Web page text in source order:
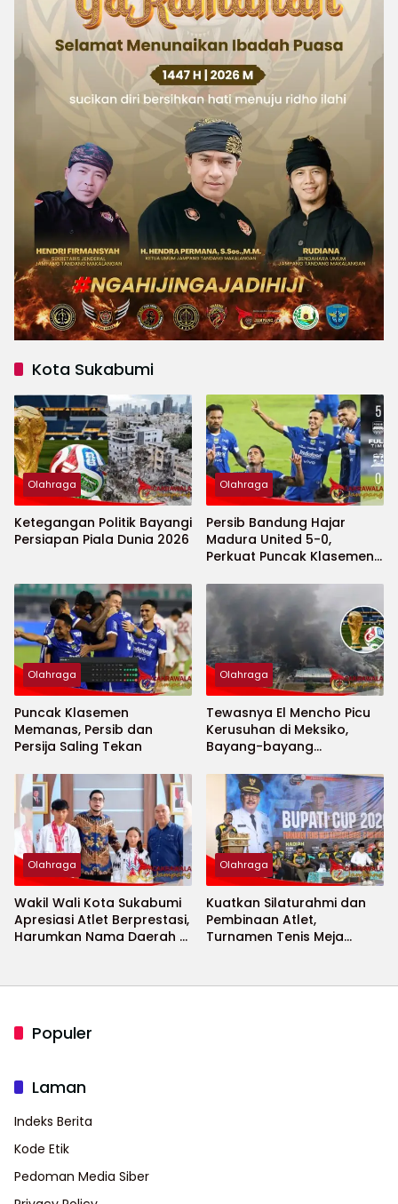
Kota Sukabumi
Olahraga
Ketegangan Politik Bayangi
Persiapan Piala Dunia 2026
Olahraga
Persib Bandung Hajar
Madura United 5-0,
Perkuat Puncak Klasemen
Olahraga
Puncak Klasemen
Memanas, Persib dan
Persija Saling Tekan
Olahraga
Tewasnya El Mencho Picu
Kerusuhan di Meksiko,
Bayang-bayang
2026 Menguat
Olahraga
Wakil Wali Kota Sukabumi
Apresiasi Atlet Berprestasi,
Harumkan Nama Daerah di
Olahraga
Kuatkan Silaturahmi dan
Pembinaan Atlet,
Turnamen Tenis Meja
Populer
Laman
Indeks Berita
Kode Etik
Pedoman Media Siber